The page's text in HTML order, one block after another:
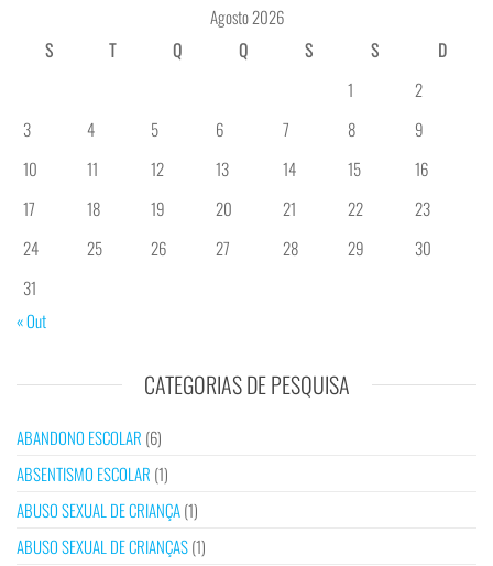
Agosto 2026
S
T Q Q S S
D
1
2
3
4 5 6 7 8
9
10
11 12 13 14 15
16
17
18 19 20 21 22
23
24
25 26 27 28 29
30
31
« Out
CATEGORIAS DE PESQUISA
ABANDONO ESCOLAR (6)
ABSENTISMO ESCOLAR (1)
ABUSO SEXUAL DE CRIANÇA(1)
ABUSO SEXUAL DE CRIANÇAS(1)